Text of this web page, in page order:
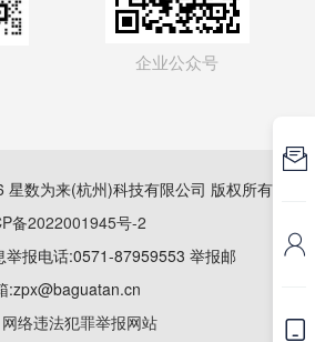
企业公众号
数为来(杭州)科技有限公司 版权所有
备2022001945号-2
举报电话:0571-87959553 举报邮
:zpx@baguatan.cn
网络违法犯罪举报网站


